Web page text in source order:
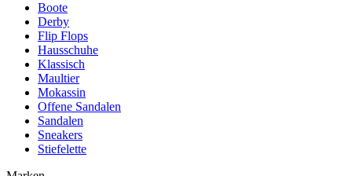
Boote
Derby
Flip Flops
Hausschuhe
Klassisch
Maultier
Mokassin
Offene Sandalen
Sandalen
Sneakers
Stiefelette